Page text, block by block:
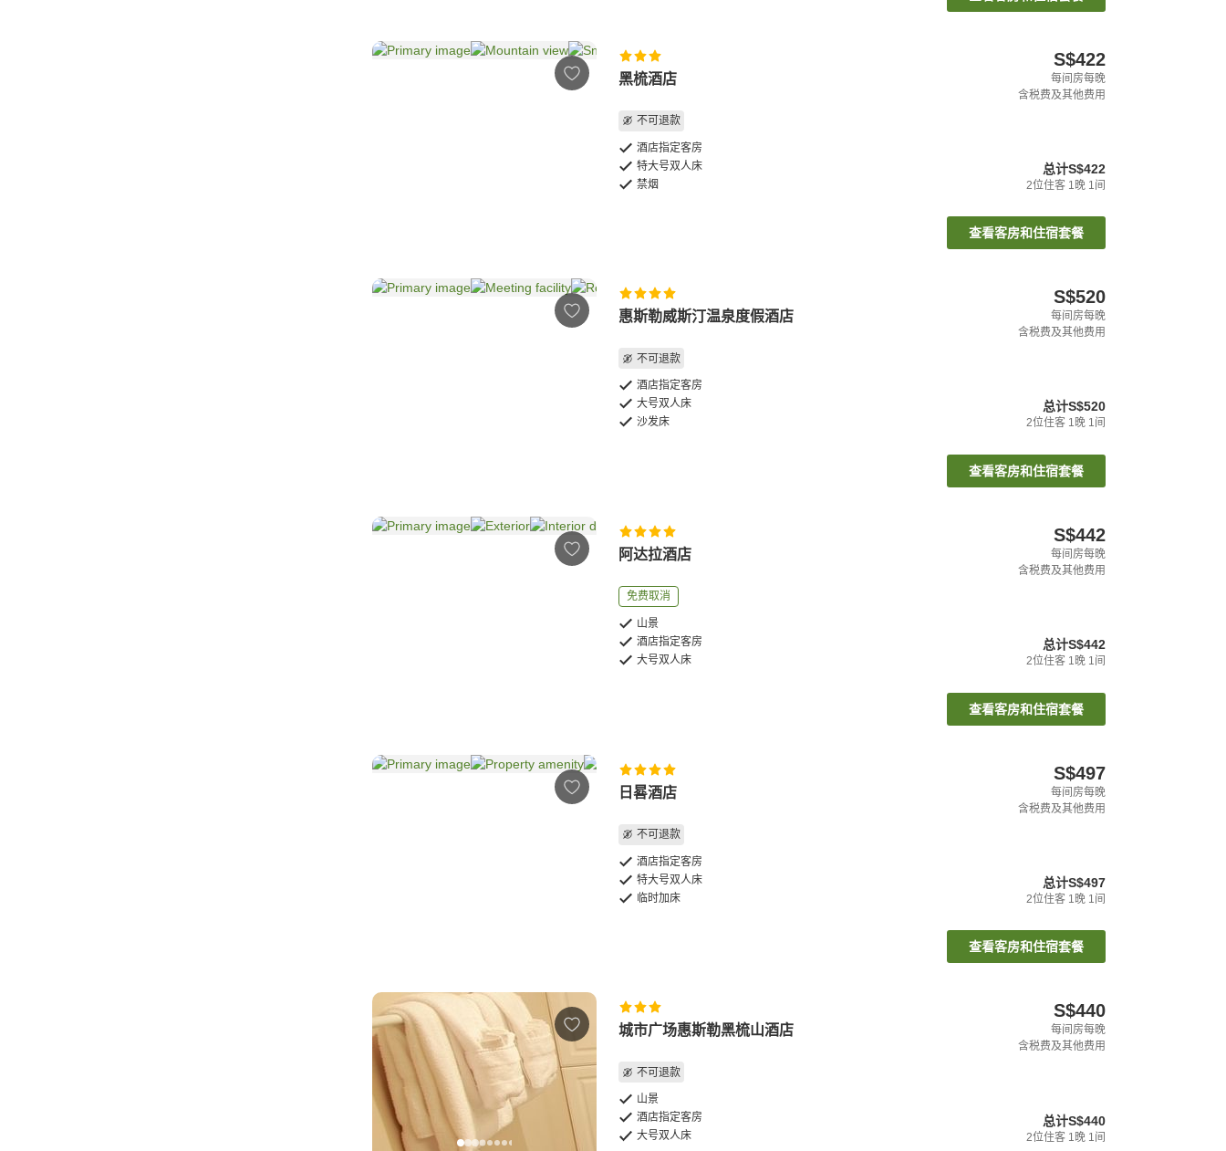
黑梳酒店
不可退款
酒店指定客房
特大号双人床
禁烟
S$422
每间房每晚
含税费及其他费用
总计S$422
2位住客 1 晚 1 间
查看客房和住宿套餐
惠斯勒威斯汀温泉度假酒店
不可退款
酒店指定客房
大号双人床
沙发床
S$520
每间房每晚
含税费及其他费用
总计S$520
2位住客 1晚 1间
查看客房和住宿套餐
阿达拉酒店
免费取消
山景
酒店指定客房
大号双人床
S$442
每间房每晚
含税费及其他费用
总计S$442
2位住客 1晚 1间
查看客房和住宿套餐
日晷酒店
不可退款
酒店指定客房
特大号双人床
临时加床
S$497
每间房每晚
含税费及其他费用
总计S$497
2位住客 1 晚 1 间
查看客房和住宿套餐
城市广场惠斯勒黑梳山酒店
不可退款
山景
酒店指定客房
大号双人床
S$440
每间房每晚
含税费及其他费用
总计S$440
2位住客 1 晚 1 间